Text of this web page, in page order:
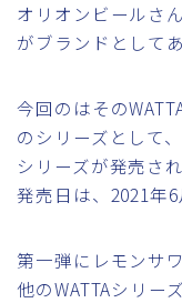
オリオンビールさ
がブランドとしてあ
今回のはその
のシリーズとして
シリーズが発売さ
発売日は、2021年6
第一弾にレモンサ
他のWATTAシリー